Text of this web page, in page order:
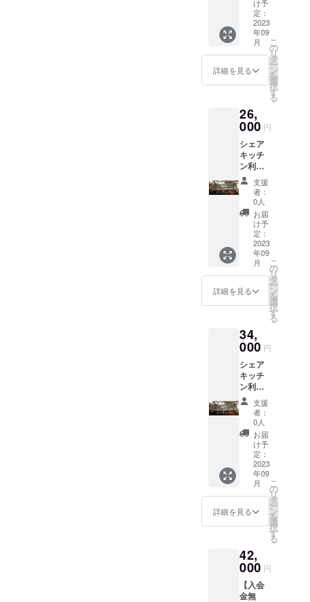
体・法
⼈）１
組のみ
の専有
す。
（同じ
組以上
が同時
利⽤で
きない
ことと
なって
いま
す。）
（2）利
用時間
はご加
入いた
だいた
プラン
に応じ
の範囲
内で、
レン
ダーに
希望の
時間数
をご入
力くだ
さい。
利用時
間は準
備及び
後片付
けを含
みま
す。次
に利用
される
方が気
持ちよ
く使用
よう
に、床
の掃き
掃除、
カウン
の専有
利⽤と
なりま
す。
（同じ
時間で
２組以
いこと
となっ
す） ◎
製造可
能な食
品 ・菓
⼦製造
許可の
範囲で
製造が
許可さ
れてい
るもの
（ケー
き菓⼦
など）
⾷、お
弁当、
調味料
(味噌・
醤油は
別途保
険所許
可が必
要なた
め、応
相談) ◎
利用開
始に必
要な書
記の書
類をご
間前ま
でにス
タッフ
までご
の目的
当建物
の2階
は、町
の第2の
仕事場
のコ
ワーキ
ルーム
運営目
的で利
用する
ことを
原則と
いたし
ます。
宗教や
政治等
の目
的、法
律に反
する目
的な行
為等に
利用は
固くお
断りい
たしま
す。 ・
利用可
能時間
（1）営
業時間
8:00~2
0:00 ※
営業時
会情
勢、利
り変動
する可
能性が
ありま
グ支援
限定で
入会金
費用を
いただ
かずに
ご案内
きま
す。
▼SOIL
アトリ
エキッ
チン概
要 ◎営
業時
間：24
時間営
業 ※営
業時間
は社会
情勢、
利⽤状
況等に
より変
ます。
キッチ
利⽤は
予約し
た利⽤
者（団
体・法
⼈）１
組のみ
の専有
利⽤と
なりま
す。
（同じ
時間で
２組以
いこと
となっ
ていま
す） ◎
け予
定：
2023
年09
月
詳細を見る
こ
の
リ
タ
ー
ン
を
選
択
す
る
26,
000 円
シェア
キッチ
ン利用
30時間/
月 クラ
ウド
ファン
ディン
グ支援
限定で
入会金
費用を
いただ
かずに
ご案内
きま
す。
▼SOIL
アトリ
エキッ
チン概
要 ◎営
業時
間：24
時間営
業 ※営
業時間
は社会
情勢、
利⽤状
況等に
より変
ます。
キッチ
利⽤は
予約し
支援
者：
0人
お届
け予
定：
2023
年09
月
詳細を見る
こ
の
リ
タ
ー
ン
を
選
択
す
る
34,
000 円
シェア
キッチ
ン利用
40時間/
月 クラ
ウド
ファン
ディン
グ支援
限定で
入会金
費用を
いただ
かずに
ご案内
きま
す。
▼SOIL
アトリ
エキッ
支援
者：
0人
お届
け予
定：
2023
年09
月
詳細を見る
こ
の
リ
タ
ー
ン
を
選
択
す
る
42,
000 円
【入会
金無